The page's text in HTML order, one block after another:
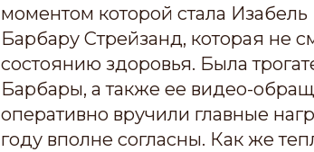
моментом которой стала
Барбару Стрейзанд, которая не
состоянию здоровья. Была
Барбары, а также ее видео-
оперативно вручили главные
году вполне согласны. Как же